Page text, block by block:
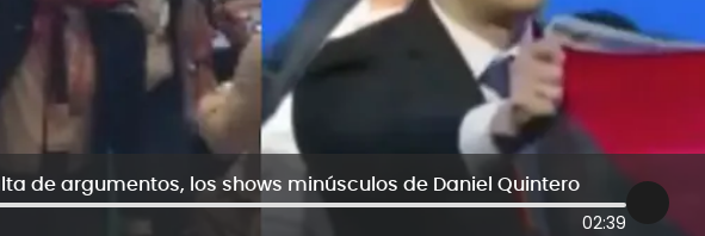
de argumentos, los shows minúsculos de Daniel Quintero
02:39